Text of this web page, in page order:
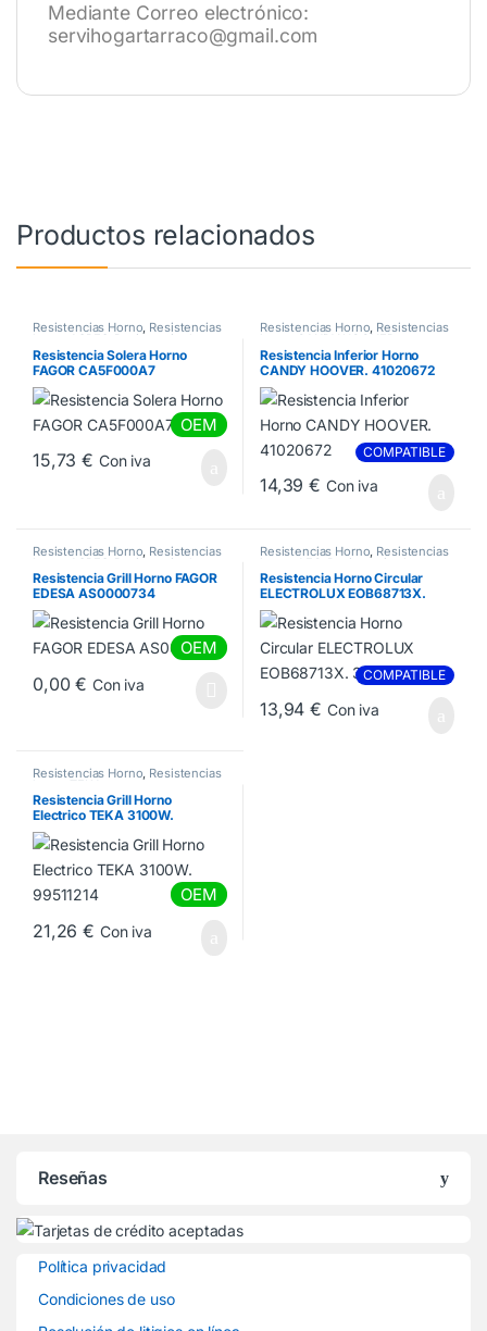
Mediante Correo electrónico:
servihogartarraco@gmail.com
Productos relacionados
Resistencias Horno, Resistencias
horno ASPES Resistencias horno
FAGOR
Resistencia Solera Horno
FAGOR CA5F000A7
OEM
15,73€ Con iva
Resistencias Horno, Resistencias
horno CANDY HOOVER
Resistencia Inferior Horno
CANDY HOOVER. 41020672
COMPATIBLE
14,39€ Con iva
Resistencias Horno, Resistencias
horno ASPES Resistencias horno
EDESA
Resistencia Grill Horno FAGOR
EDESA AS0000734
OEM
0,00€ Con iva
Resistencias Horno, Resistencias
horno AEG Resistencias horno
ELECTROLUX,Resistencias horno
ZANUSSI
Resistencia Horno Circular
ELECTROLUX EOB68713X.
3970128058
COMPATIBLE
13,94€ Con iva
Resistencias Horno, Resistencias
Resistencia Grill Horno
Electrico TEKA 3100W.
99511214
OEM
21,26€ Con iva
Reseñas
Política privacidad
Condiciones de uso